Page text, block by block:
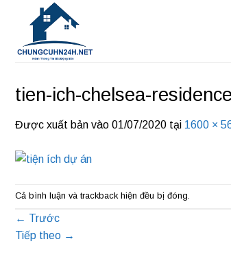
dung
tien-ich-chelsea-
Được xuất bản vào 01/07/2020 tại 1600 ×
Cả bình luận và trackback hiện đều bị đóng.
← Trước
Tiếp theo →